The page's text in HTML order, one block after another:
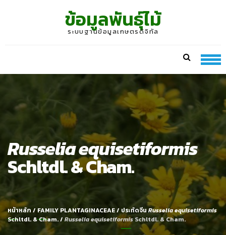
ข้อมูลพันธุ์ไม้
ระบบฐานข้อมูลเกษตรดิจิทัล
Russelia equisetiformis
Schltdl. & Cham.
หน้าหลัก / FAMILY PLANTAGINACEAE/ ประทัดจีน Russelia equisetiformis
Schltdl. & Cham./ Russelia equisetiformis Schltdl. & Cham.